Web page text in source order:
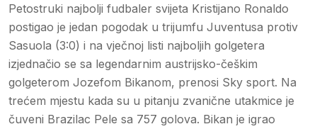
Petostruki najbolji fudbaler svijeta Kristijano Ronaldo
postigao je jedan pogodak u trijumfu Juventusa protiv
Sasuola (3:0) i na vječnoj listi najboljih golgetera
izjednačio se sa legendarnim austrijsko-češkim
golgeterom Jozefom Bikanom, prenosi Sky sport. Na
trećem mjestu kada su u pitanju zvanične utakmice je
čuveni Brazilac Pele sa 757 golova. Bikan je igrao